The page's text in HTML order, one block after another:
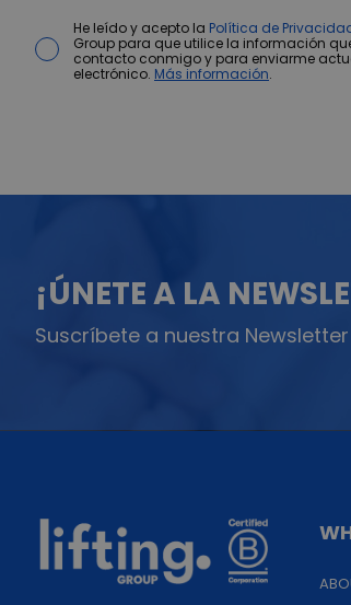
He leído y acepto la Política de
Group para que utilice la información
contacto conmigo y para enviarme
electrónico. Más información.
¡ÚNETE A LA
Suscríbete a nuestra